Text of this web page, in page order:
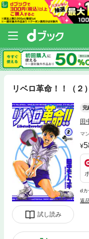
リベロ革命！！（２）
試し読み
完
田
マ
dカ
返